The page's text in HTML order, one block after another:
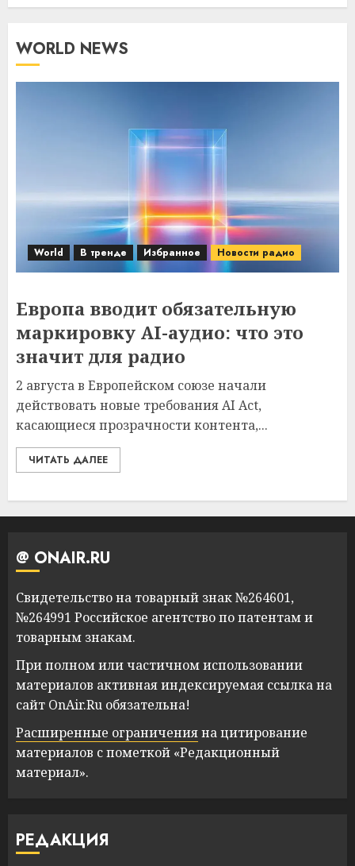
WORLD NEWS
World В тренде Избранное Новости радио
Европа вводит обязательную
маркировку AI-аудио: что это
значит для радио
2 августа в Европейском союзе начали
действовать новые требования AI Act,
касающиеся прозрачности контента,...
ЧИТАТЬ ДАЛЕЕ
@ ONAIR.RU
Свидетельство на товарный знак №264601,
№264991 Российское агентство по патентам и
товарным знакам.
При полном или частичном использовании
материалов активная индексируемая ссылка на
сайт OnAir.Ru обязательна!
Расширенные ограниченияна цитирование
материалов с пометкой «Редакционный
материал».
РЕДАКЦИЯ